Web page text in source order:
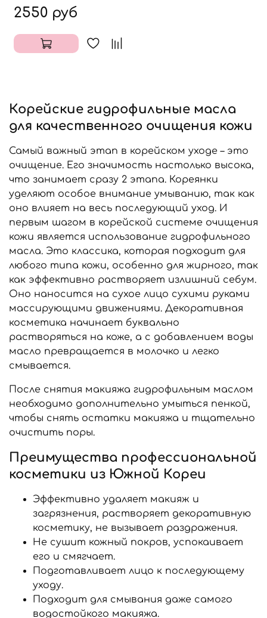
2550 руб
Корейские гидрофильные масла
для качественного очищения кожи
Самый важный этап в корейском уходе – это
очищение. Его значимость настолько высока,
что занимает сразу 2 этапа. Кореянки
уделяют особое внимание умыванию, так как
оно влияет на весь последующий уход. И
первым шагом в корейской системе очищения
кожи является использование гидрофильного
масла. Это классика, которая подходит для
любого типа кожи, особенно для жирного, так
как эффективно растворяет излишний себум.
Оно наносится на сухое лицо сухими руками
массирующими движениями. Декоративная
косметика начинает буквально
растворяться на коже, а с добавлением воды
масло превращается в молочко и легко
смывается.
После снятия макияжа гидрофильным маслом
необходимо дополнительно умыться пенкой,
чтобы снять остатки макияжа и тщательно
очистить поры.
Преимущества профессиональной
косметики из Южной Кореи
Эффективно удаляет макияж и
загрязнения, растворяет декоративную
косметику, не вызывает раздражения.
Не сушит кожный покров, успокаивает
его и смягчает.
Подготавливает лицо к последующему
уходу.
Подходит для смывания даже самого
водостойкого макияжа.